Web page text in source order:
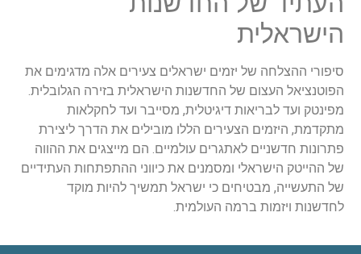
הישראלית
סיפורי ההצלחה של יזמים ישראלים צעירים אלה מדגימים את
הפוטנציאל העצום של החדשנות הישראלית בזירה הגלובלית.
מפינטק ועד לבריאות דיגיטלית, מסייבר ועד לחקלאות
מתקדמת, היזמים הצעירים הללו מובילים את הדרך ליצירת
פתרונות חדשניים לאתגרים עולמיים. הם מייצגים את ההווה
של ההייטק הישראלי ומסמנים את כיווני ההתפתחות העתידיים
של התעשייה, מבטיחים כי ישראל תמשיך להיות מוקד
לחדשנות ויזמות ברמה העולמית.